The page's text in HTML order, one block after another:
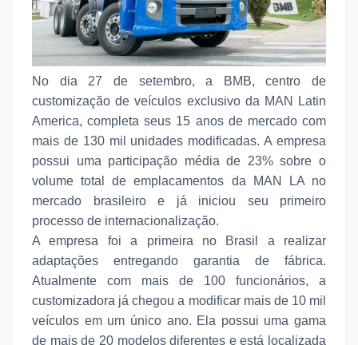
No dia 27 de setembro, a BMB, centro de
customização de veículos exclusivo da MAN Latin
America, completa seus 15 anos de mercado com
mais de 130 mil unidades modificadas. A empresa
possui uma participação média de 23% sobre o
volume total de emplacamentos da MAN LA no
mercado brasileiro e já iniciou seu primeiro
processo de internacionalização.
A empresa foi a primeira no Brasil a realizar
adaptações entregando garantia de fábrica.
Atualmente com mais de 100 funcionários, a
customizadora já chegou a modificar mais de 10 mil
veículos em um único ano. Ela possui uma gama
de mais de 20 modelos diferentes e está localizada